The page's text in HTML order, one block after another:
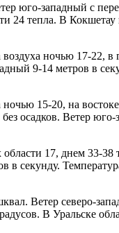
юго-западный с
24 тепла. В Кокшетау
ночью 17-22, в
9-14 метров в
15-20, на
осадков. Ветер
17, днем 33-38
в секунду.
Ветер северо-
В Уральске